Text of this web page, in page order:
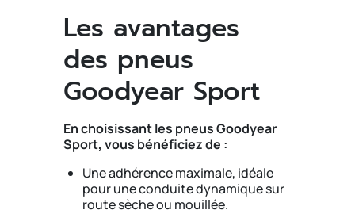
Les avantages
des pneus
Goodyear Sport
En choisissant les pneus Goodyear
Sport, vous bénéficiez de :
Une adhérence maximale, idéale
pour une conduite dynamique sur
route sèche ou mouillée.